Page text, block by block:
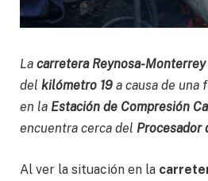
La carretera Reynosa-Monterrey
del kilómetro 19 a causa de una
en la Estación de Compresión
encuentra cerca del Procesador
Al ver la situación en la